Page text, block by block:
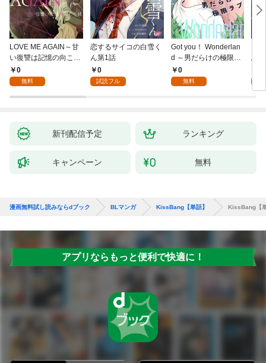
LOVE ME AGAIN～甘
い復讐は記憶の向こう
側～(1)
0
無料
恋するサイコの白雪く
ん第1話
0
試読フル
Got you！ Wonderlan
d ～男だらけの極限ラ
ブ～(1)
0
無料
鳥
新刊配信予定 ランキング
キャンペーン 無料
漫画無料試し読みならdブック BLマンガ KissBang【単話】 KissBang【
アプリならもっと便利で快適に！